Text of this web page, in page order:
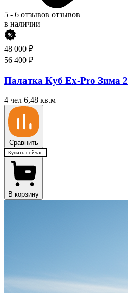
5 - 6 отзывов отзывов
в наличии
48 000 ₽
56 400 ₽
Палатка Куб Ex-Pro Зима 2
4 чел 6,48 кв.м
Сравнить
Купить сейчас
В корзину